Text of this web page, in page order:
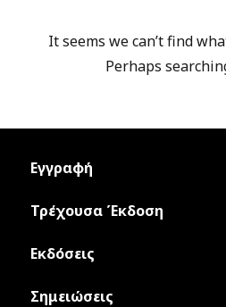
It seems we can’t find
Perhaps
Εγγραφή
Τρέχουσα Έκδοση
Εκδόσεις
Σημειώσεις